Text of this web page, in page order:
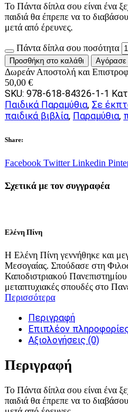
Το Πάντα δίπλα σου είναι ένα
παιδιά θα έπρεπε να το
μετά από έρευνες.
Πάντα δίπλα σου ποσότητα
Προσθήκη στο καλάθι Αγόρασε
Δωρεάν Αποστολή και
50,00 €
SKU: 978-618-84326-1-1
Παιδικά Παραμύθια, Σε
παιδικά βιβλία, Παραμύθια,
Share:
Facebook Twitter Linkedin
Σχετικά με τον συγγραφέα
Ελένη Πίνη
Η Ελένη Πίνη γεννήθηκε και
Μεσογαίας. Σπούδασε στη
Καποδιστριακού
μεταπτυχιακές σπουδές στο
Περισσότερα
Περιγραφή
Επιπλέον
Αξιολογήσεις (0)
Περιγραφή
Το Πάντα δίπλα σου είναι ένα
παιδιά θα έπρεπε να το